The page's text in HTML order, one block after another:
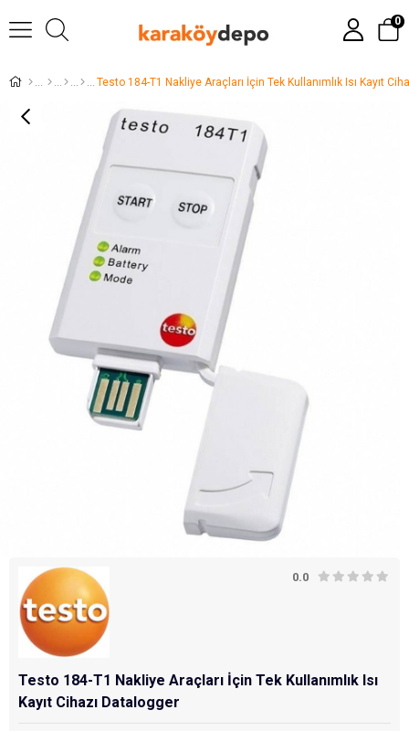
0
Testo 184-T1 Nakliye Araçları İçin Tek Kullanımlık Isı Kayıt
0.0
Testo 184-T1 Nakliye Araçları İçin Tek Kullanımlık Isı
Kayıt Cihazı Datalogger